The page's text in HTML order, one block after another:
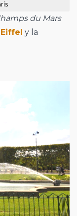
du Mars
y la